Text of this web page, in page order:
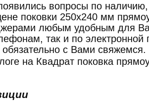
вопросы по
поковки 250x240 мм
любым удобным для
так и по электронной
с Вами свяжемся.
на Квадрат поковка